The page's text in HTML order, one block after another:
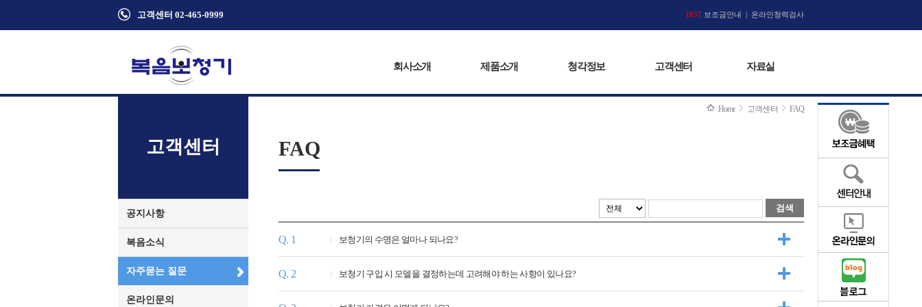
고객센터 02-465-0999 HOT 보조금안내 | 온라인청력검사
회사소개 제품소개 청각정보 고객센터 자료실
고객센터 자료실
고객센터
공지사항
복음소식
자주묻는 질문
온라인문의
Home 고객센터 FAQ
FAQ
검색
Q. 1 보청기의 수명은 얼마나 되나요?
Q. 2 보청기 구입 시 모델을 결정하는데 고려해야 하는 사항이 있나요?